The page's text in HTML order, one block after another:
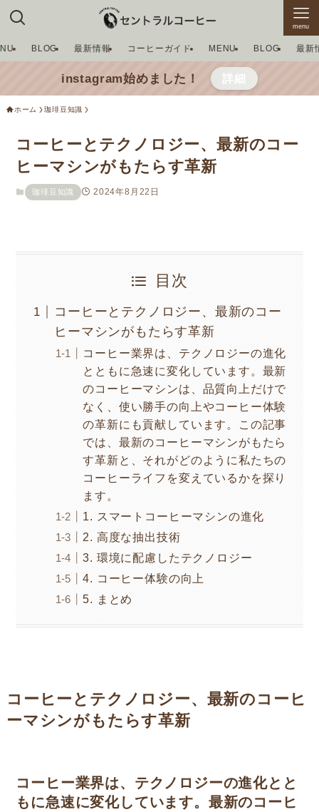
menu
BLOG 最新情報 コーヒーガイド MENU BLOG 最新
instagram始めました！ 詳細
ホーム 珈琲豆知識
コーヒーとテクノロジー、最新のコー
ヒーマシンがもたらす革新
珈琲豆知識 2024年8月22日
目次
コーヒーとテクノロジー、最新のコー
ヒーマシンがもたらす革新
コーヒー業界は、テクノロジーの進化
とともに急速に変化しています。最新
のコーヒーマシンは、品質向上だけで
なく、使い勝手の向上やコーヒー体験
の革新にも貢献しています。この記事
では、最新のコーヒーマシンがもたら
す革新と、それがどのように私たちの
コーヒーライフを変えているかを探り
ます。
1. スマートコーヒーマシンの進化
2. 高度な抽出技術
3. 環境に配慮したテクノロジー
4. コーヒー体験の向上
5. まとめ
コーヒーとテクノロジー、最新のコーヒ
ーマシンがもたらす革新
コーヒー業界は、テクノロジーの進化とと
もに急速に変化しています。最新のコーヒ